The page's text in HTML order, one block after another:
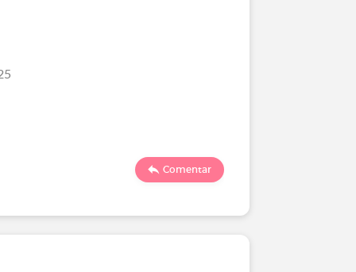
Comentar